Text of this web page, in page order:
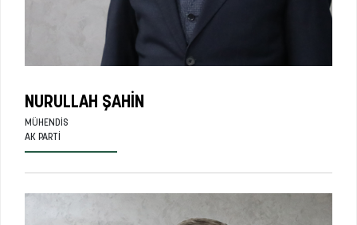
NURULLAH ŞAHIN
MÜHENDIS
AK PARTI